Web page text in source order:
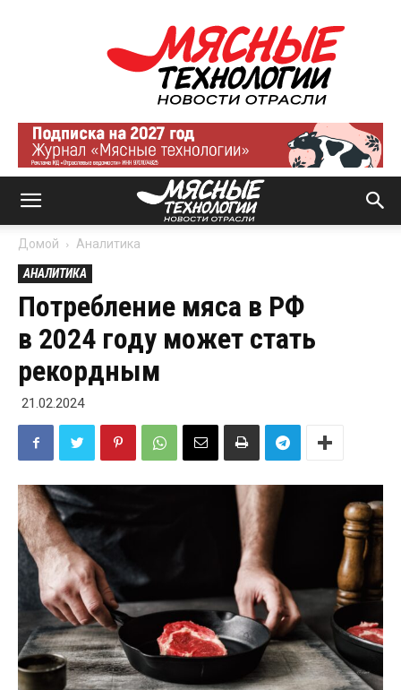
Мясные
технологии
|
Новости
отрасли
Домой Аналитика
АНАЛИТИКА
Потребление мяса в РФ
в 2024 году может стать
рекордным
21.02.2024